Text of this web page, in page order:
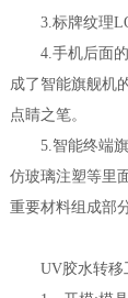
3.标牌纹理
4.手机后面的
成了智能旗舰机
点睛之笔。
5.智能终端旗
仿玻璃注塑等里
重要材料组成部分
UV胶水转移